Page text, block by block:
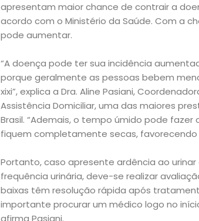
Início
Academia
Beleza
apresentam maior chance de contrair a
acordo com o Ministério da Saúde. Com a
pode aumentar.
“A doença pode ter sua incidência
porque geralmente as pessoas bebem
xixi”, explica a Dra. Aline Pasiani,
Assistência Domiciliar, uma das maiores
Brasil. “Ademais, o tempo úmido pode
fiquem completamente secas, favorecendo
Portanto, caso apresente ardência ao
frequência urinária, deve-se realizar
baixas têm resolução rápida após
importante procurar um médico logo no
afirma Pasiani.